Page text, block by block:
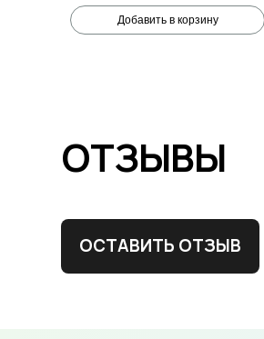
Добавить в корзину
ОТЗЫВЫ
ОСТАВИТЬ ОТЗЫВ